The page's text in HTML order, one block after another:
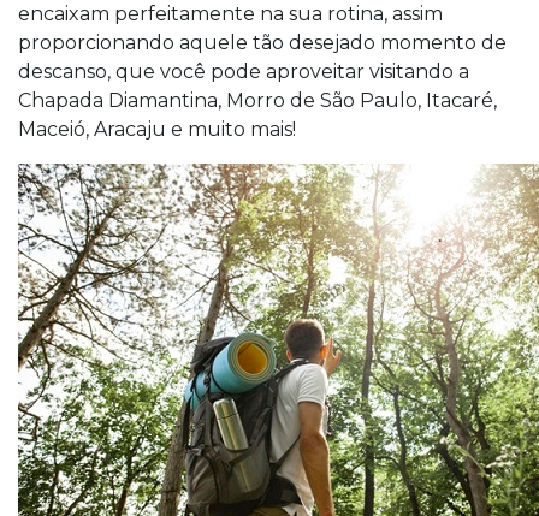
encaixam perfeitamente na sua rotina, assim
proporcionando aquele tão desejado momento de
descanso, que você pode aproveitar visitando a
Chapada Diamantina, Morro de São Paulo, Itacaré,
Maceió, Aracaju e muito mais!